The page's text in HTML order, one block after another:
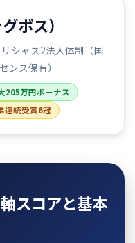
ボス）
シャス2法人体制（国
ンス保有）
205万円ボーナス
連続受賞6冠
スコアと基本